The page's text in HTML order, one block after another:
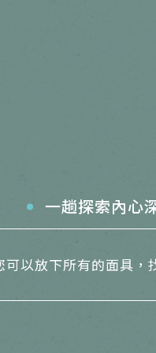
一趟探索內心
可以放下所有的面具，